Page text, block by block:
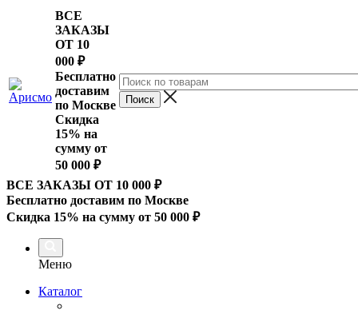
ВСЕ
ЗАКАЗЫ
ОТ 10
000 ₽
Бесплатно
доставим
по Москве
Скидка
15% на
сумму от
50 000 ₽
ВСЕ ЗАКАЗЫ ОТ 10 000 ₽
Бесплатно доставим по Москве
Скидка 15% на сумму от 50 000 ₽
Меню
Каталог